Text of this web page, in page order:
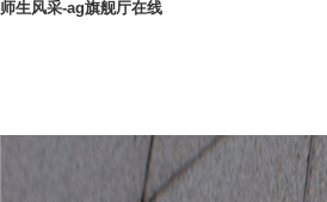
师生风采-ag旗舰厅在线